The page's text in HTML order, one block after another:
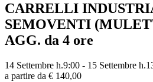
CARRELLI
SEMOVENTI
AGG. da 4 ore
14 Settembre h.9:00 - 15 Settembre
a partire da € 140,00